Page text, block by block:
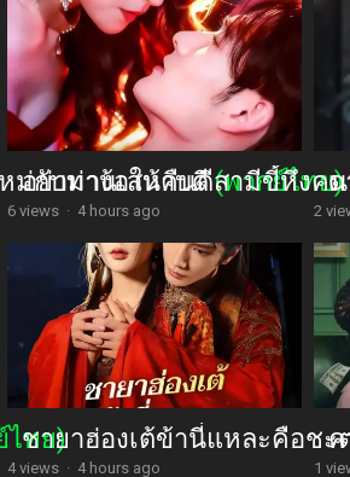
ม่กับท่านเสนาบดี(พากย์ไทย)
อย่ามาง้อให้คืนดีสามีขี้หึงค
6 views · 4 hours ago
ด
2
ไทย)
ชายาฮ่องเต้ข้านี่แหละคือชะ
4 views · 4 hours ago
ค
1